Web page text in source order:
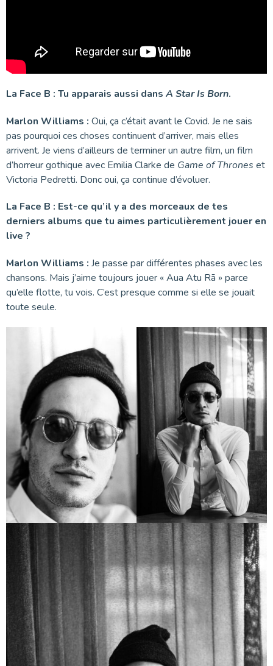
La Face B : Tu apparais aussi dans A Star Is Born.
Marlon Williams : Oui, ça c’était avant le Covid. Je ne sais
pas pourquoi ces choses continuent d’arriver, mais elles
arrivent. Je viens d’ailleurs de terminer un autre film, un film
d’horreur gothique avec Emilia Clarke de Game of Thrones et
Victoria Pedretti. Donc oui, ça continue d’évoluer.
La Face B : Est-ce qu’il y a des morceaux de tes
derniers albums que tu aimes particulièrement jouer en
live ?
Marlon Williams : Je passe par différentes phases avec les
chansons. Mais j’aime toujours jouer « Aua Atu Rā » parce
qu’elle flotte, tu vois. C’est presque comme si elle se jouait
toute seule.